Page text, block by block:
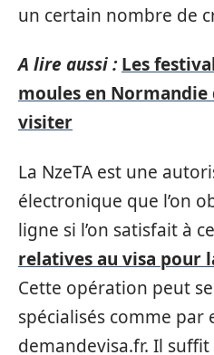
un certain nombre de
A lire aussi : Les
moules en Normandie
visiter
La NzeTA est une
électronique que l’on
ligne si l’on satisfait à
relatives au visa pour
Cette opération peut
spécialisés comme par
demandevisa.fr. Il